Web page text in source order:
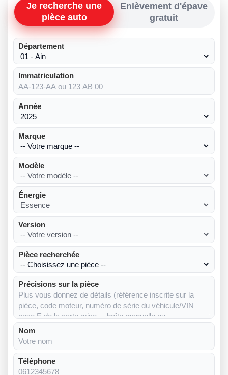
Je recherche une
pièce auto
Enlèvement d'épave
gratuit
Département
Immatriculation
Année
Marque
Modèle
Énergie
Version
Pièce recherchée
Précisions sur la pièce
Nom
Téléphone